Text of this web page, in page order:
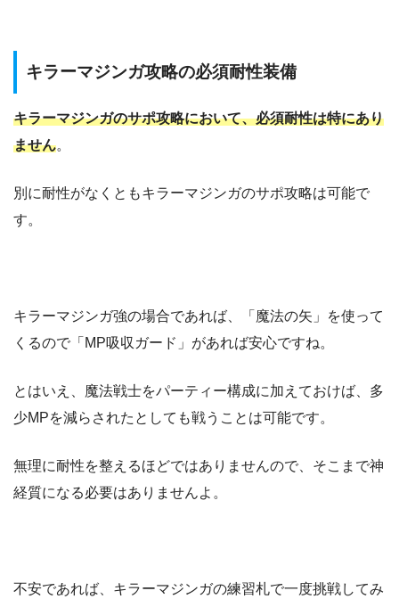
キラーマジンガ攻略の必須耐性装備
キラーマジンガのサポ攻略において、必須耐性は特にあり
ません。
別に耐性がなくともキラーマジンガのサポ攻略は可能で
す。
キラーマジンガ強の場合であれば、「魔法の矢」を使って
くるので「MP吸収ガード」があれば安心ですね。
とはいえ、魔法戦士をパーティー構成に加えておけば、多
少MPを減らされたとしても戦うことは可能です。
無理に耐性を整えるほどではありませんので、そこまで神
経質になる必要はありませんよ。
不安であれば、キラーマジンガの練習札で一度挑戦してみ